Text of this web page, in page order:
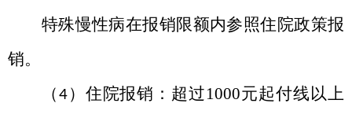
特殊慢性病在报销限额内参照住院政策报
销。
（4）住院报销：超过1000元起付线以上